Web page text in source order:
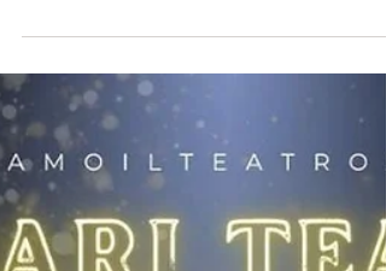
scena con Nadia Del Frate e Fabrizio Kofler.
Nell'attesa, leggiamo l'immancabile recensione
Danilo Caravà nel suo blog Il Teatrante. Ecco il
https://www.ilteatrante.it/a-due-voci-recensione-
teatro/